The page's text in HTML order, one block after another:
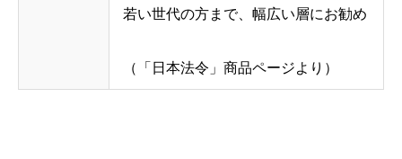
若い世代の方まで、幅広い層にお勧め
（「日本法令」商品ページより）